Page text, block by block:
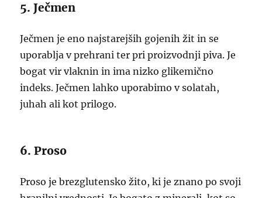
5. Ječmen
Ječmen je eno najstarejših gojenih žit in se
uporablja v prehrani ter pri proizvodnji piva. Je
bogat vir vlaknin in ima nizko glikemično
indeks. Ječmen lahko uporabimo v solatah,
juhah ali kot prilogo.
6. Proso
Proso je brezglutensko žito, ki je znano po svoji